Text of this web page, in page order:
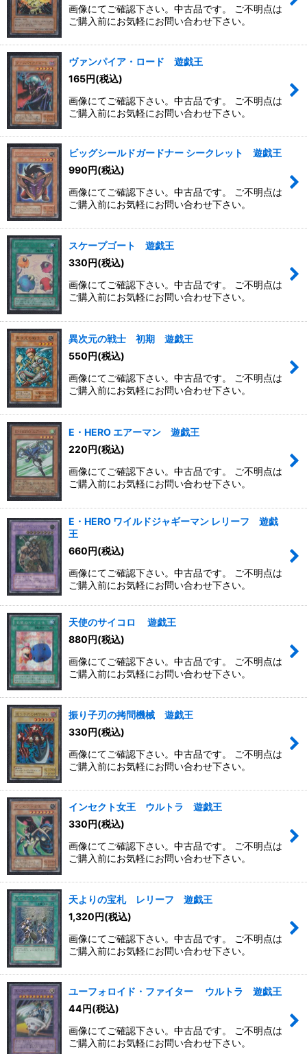
画像にてご確認下さい。中古品です。 ご不明点は
ご購入前にお気軽にお問い合わせ下さい。
ヴァンパイア・ロード 遊戯王
165円(税込)
画像にてご確認下さい。中古品です。 ご不明点は
ご購入前にお気軽にお問い合わせ下さい。
ビッグシールドガードナー シークレット 遊戯王
990円(税込)
画像にてご確認下さい。中古品です。 ご不明点は
ご購入前にお気軽にお問い合わせ下さい。
スケープゴート 遊戯王
330円(税込)
画像にてご確認下さい。中古品です。 ご不明点は
ご購入前にお気軽にお問い合わせ下さい。
異次元の戦士 初期 遊戯王
550円(税込)
画像にてご確認下さい。中古品です。 ご不明点は
ご購入前にお気軽にお問い合わせ下さい。
E・HERO エアーマン 遊戯王
220円(税込)
画像にてご確認下さい。中古品です。 ご不明点は
ご購入前にお気軽にお問い合わせ下さい。
E・HERO ワイルドジャギーマン レリーフ 遊戯
王
660円(税込)
画像にてご確認下さい。中古品です。 ご不明点は
ご購入前にお気軽にお問い合わせ下さい。
天使のサイコロ 遊戯王
880円(税込)
画像にてご確認下さい。中古品です。 ご不明点は
ご購入前にお気軽にお問い合わせ下さい。
振り子刃の拷問機械 遊戯王
330円(税込)
画像にてご確認下さい。中古品です。 ご不明点は
ご購入前にお気軽にお問い合わせ下さい。
インセクト女王 ウルトラ 遊戯王
330円(税込)
画像にてご確認下さい。中古品です。 ご不明点は
ご購入前にお気軽にお問い合わせ下さい。
天よりの宝札 レリーフ 遊戯王
1,320円(税込)
画像にてご確認下さい。中古品です。 ご不明点は
ご購入前にお気軽にお問い合わせ下さい。
ユーフォロイド・ファイター ウルトラ 遊戯王
44円(税込)
画像にてご確認下さい。中古品です。 ご不明点は
ご購入前にお気軽にお問い合わせ下さい。